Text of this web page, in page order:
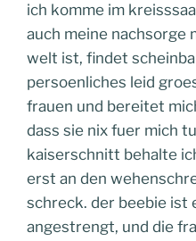
ich komme im
auch meine nachsorge
welt ist, findet
persoenliches leid
frauen und bereitet
dass sie nix fuer mich
kaiserschnitt behalte
erst an den
schreck. der beebie ist
angestrengt, und die